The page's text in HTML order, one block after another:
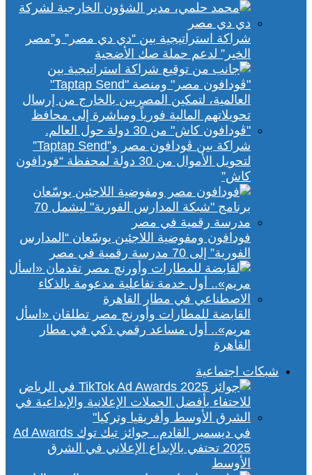
شراكة استراتيجية بين “دي دي مصر” و”مصر
الخير” لدعم حملة صك الأضحية
شراكة بين ڤودافون مصر و”Taptap Send”
لتحويل الأموال من 30 دولة لمحفظة “فودافون
كاش”
فودافون ومفوضية اللاجئين يوسّعان “المدارس
الفورية” إلى 70 مدرسة رقمية في مصر
القابضة للمطارات وأورنچ مصر تطلقان «اسأل
مريم».. أول مساعد رقمي ذكي في مطار
القاهرة
شبكات اجتماعية
في ديسمبر القادم.. جوائز تيك توك Ad Awards
2025 تحتفي بالإبداع الإعلاني في الشرق
الأوسط